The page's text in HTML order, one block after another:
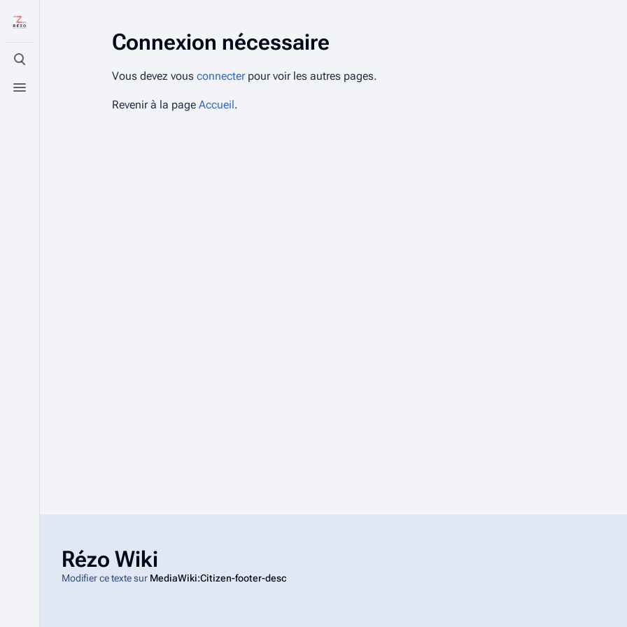
Basculer la recherche
Basculer le menu
Connexion nécessaire
Vous devez vous connecterpour voir les autres pages.
Revenir à la page Accueil.
Rézo Wiki
Modifier ce texte sur MediaWiki:Citizen-footer-desc